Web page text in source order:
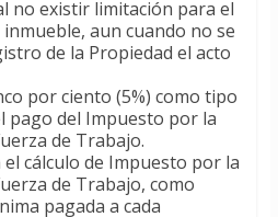
no existir limitación para el
aun cuando no se
de la Propiedad el acto
por ciento (5%) como tipo
pago del Impuesto por la
de Trabajo.
cálculo de Impuesto por la
de Trabajo, como
pagada a cada